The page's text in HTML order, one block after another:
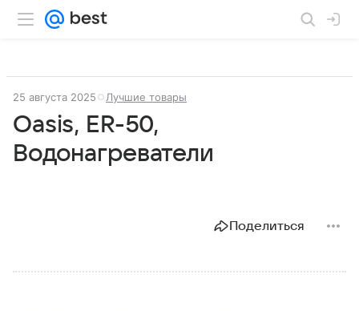
25 августа 2025 Лучшие товары
Oasis, ER-50,
Водонагреватели
Поделиться